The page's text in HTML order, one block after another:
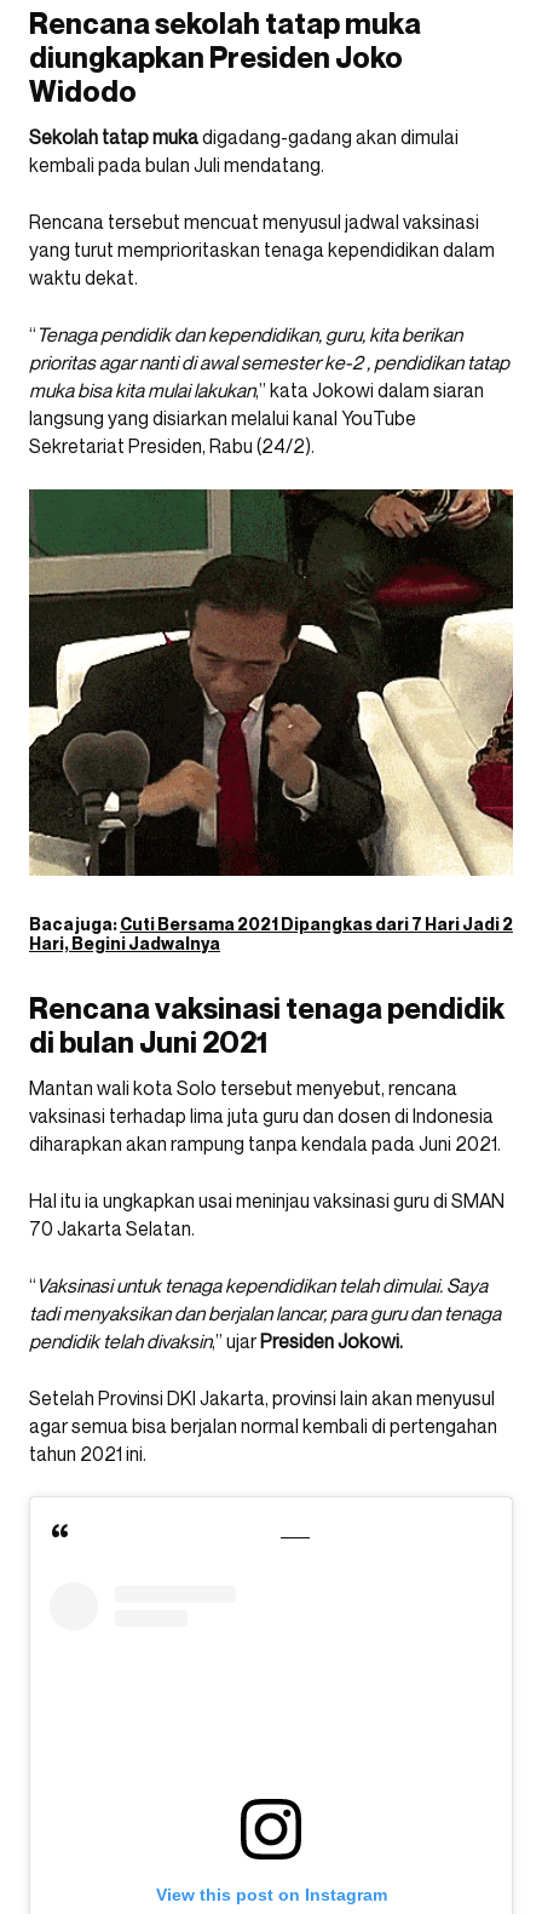
Rencana sekolah tatap muka
diungkapkan Presiden Joko
Widodo
Sekolah tatap mukadigadang-gadang akan dimulai
kembali pada bulan Juli mendatang.
Rencana tersebut mencuat menyusul jadwal vaksinasi
yang turut memprioritaskan tenaga kependidikan dalam
waktu dekat.
“ Tenaga pendidik dan kependidikan, guru, kita berikan
prioritas agar nanti di awal semester ke-2 , pendidikan tatap
muka bisa kita mulai lakukan,” kata Jokowi dalam siaran
langsung yang disiarkan melalui kanal YouTube
Sekretariat Presiden, Rabu (24/2).
Baca juga:Cuti Bersama 2021 Dipangkas dari 7 Hari Jadi 2
Hari, Begini Jadwalnya
Rencana vaksinasi tenaga pendidik
di bulan Juni 2021
Mantan wali kota Solo tersebut menyebut, rencana
vaksinasi terhadap lima juta guru dan dosen di Indonesia
diharapkan akan rampung tanpa kendala pada Juni 2021.
Hal itu ia ungkapkan usai meninjau vaksinasi guru di SMAN
70 Jakarta Selatan.
“ Vaksinasi untuk tenaga kependidikan telah dimulai. Saya
tadi menyaksikan dan berjalan lancar, para guru dan tenaga
pendidik telah divaksin,” ujar Presiden Jokowi.
Setelah Provinsi DKI Jakarta, provinsi lain akan menyusul
agar semua bisa berjalan normal kembali di pertengahan
tahun 2021 ini.
View this post on Instagram